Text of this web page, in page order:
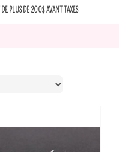
DE PLUS DE 200$ AVANT TAXES